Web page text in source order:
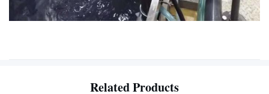
Related Products